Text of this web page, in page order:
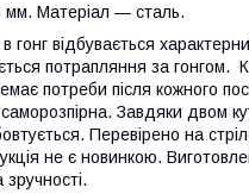
мм. Матеріал — сталь.
гонг відбувається
потрапляння за гонгом.
потреби після кожного
Завдяки двом
Перевірено на
не є новинкою.